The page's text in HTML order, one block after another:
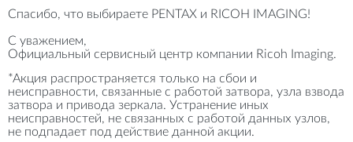
Спасибо, что выбираете PENTAX и RICOH IMAGING!
С уважением,
Официальный сервисный центр компании Ricoh Imaging.
*Акция распространяется только на сбои и
неисправности, связанные с работой затвора, узла взвода
затвора и привода зеркала. Устранение иных
неисправностей, не связанных с работой данных узлов,
не подпадает под действие данной акции.